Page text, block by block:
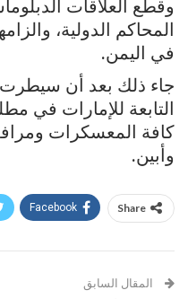
وقطع العلاقات
المحاكم الدولية،
في اليمن.
جاء ذلك بعد أن سيطرت
التابعة للإمارات
كافة المعسكرات
وأبين.
Share
Facebook
المقال السابق